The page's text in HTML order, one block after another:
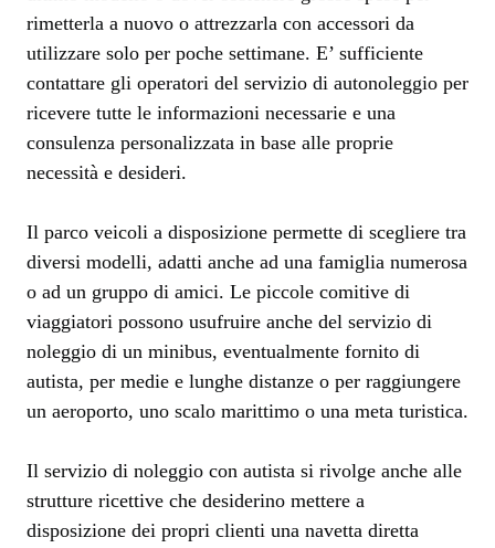
rimetterla a nuovo o attrezzarla con accessori da
utilizzare solo per poche settimane. E’ sufficiente
contattare gli operatori del servizio di autonoleggio per
ricevere tutte le informazioni necessarie e una
consulenza personalizzata in base alle proprie
necessità e desideri.
Il parco veicoli a disposizione permette di scegliere tra
diversi modelli, adatti anche ad una famiglia numerosa
o ad un gruppo di amici. Le piccole comitive di
viaggiatori possono usufruire anche del servizio di
noleggio di un minibus, eventualmente fornito di
autista, per medie e lunghe distanze o per raggiungere
un aeroporto, uno scalo marittimo o una meta turistica.
Il servizio di noleggio con autista si rivolge anche alle
strutture ricettive che desiderino mettere a
disposizione dei propri clienti una navetta diretta